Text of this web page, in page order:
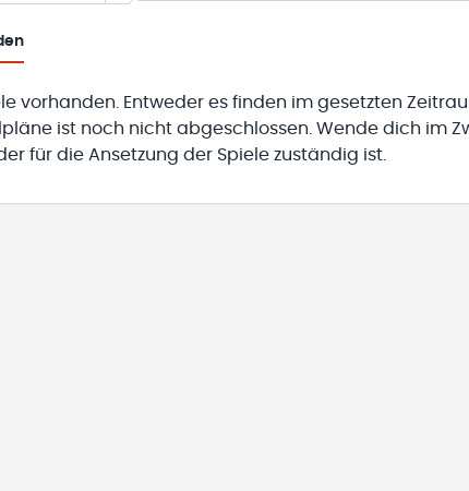
vorhanden. Entweder es finden im gesetzten
ist noch nicht abgeschlossen. Wende dich im
für die Ansetzung der Spiele zuständig ist.